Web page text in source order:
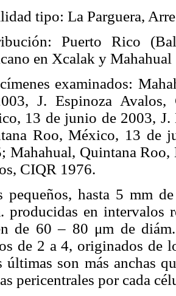
tipo: La Parguera,
Puerto Rico
en Xcalak y Mahahual
examinados:
J. Espinoza
13 de junio de 2003,
Roo, México, 13 de
Mahahual, Quintana
CIQR 1976.
pequeños, hasta 5 mm
producidas en intervalos
de 60 – 80 μm de
de 2 a 4, originados de
últimas son más anchas
pericentrales por cada